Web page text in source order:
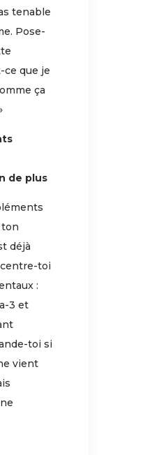
tenable
Pose-
ce que je
ça
de plus
déjà
toi
:
3 et
toi si
vient